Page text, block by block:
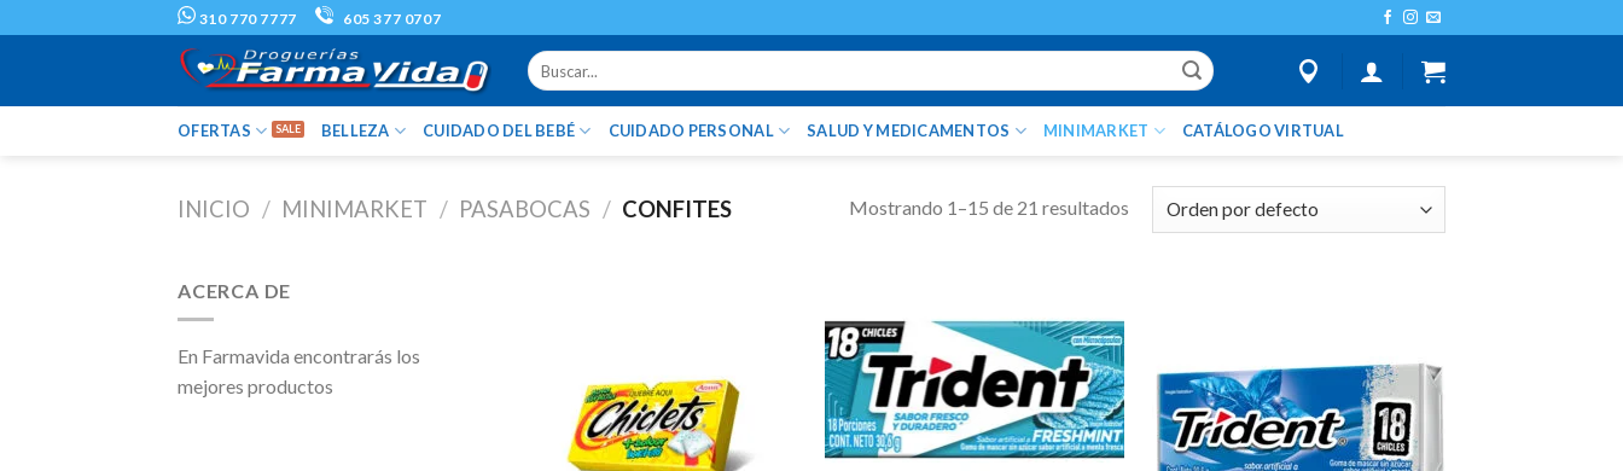
310 770 7777 605 377 0707
Buscar
por:
OFERTAS BELLEZA CUIDADO DEL BEBÉ CUIDADO PERSONAL SALUD Y MEDICAMENTOS MINIMARKET CATÁLOGO VIRTUAL
INICIO / MINIMARKET / PASABOCAS / CONFITES Mostrando 1–15 de 21 resultados
ACERCA DE
En Farmavida encontrarás los
mejores productos